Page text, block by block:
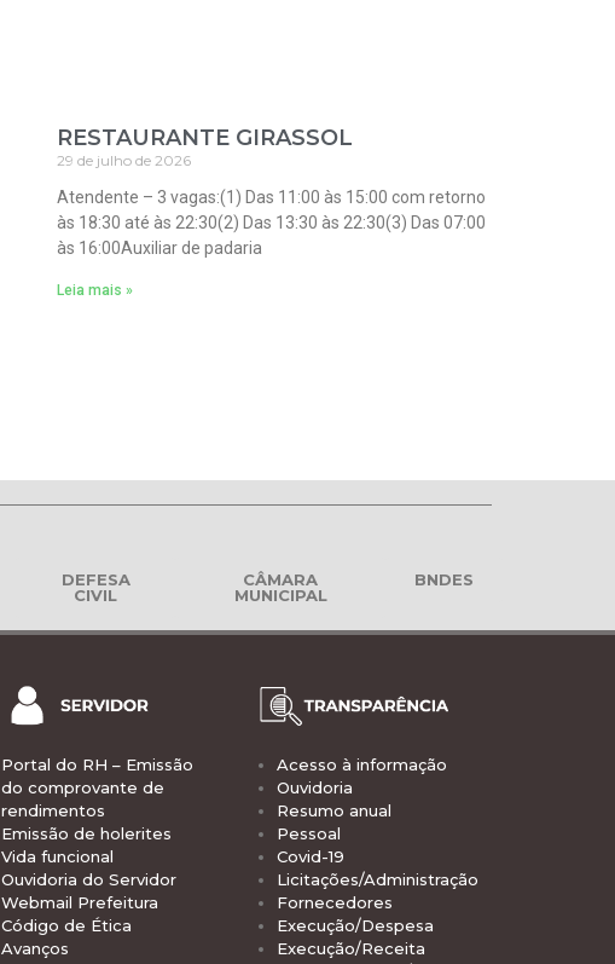
RESTAURANTE GIRASSOL
29 de julho de 2026
Atendente – 3 vagas:(1) Das 11:00 às 15:00 com retorno
às 18:30 até às 22:30(2) Das 13:30 às 22:30(3) Das 07:00
às 16:00Auxiliar de padaria
Leia mais »
DEFESA
CIVIL
CÂMARA
MUNICIPAL
BNDES
Portal do RH – Emissão
do comprovante de
rendimentos
Emissão de holerites
Vida funcional
Ouvidoria do Servidor
Webmail Prefeitura
Código de Ética
Avanços
Acesso à informação
Ouvidoria
Resumo anual
Pessoal
Covid-19
Licitações/Administração
Fornecedores
Execução/Despesa
Execução/Receita